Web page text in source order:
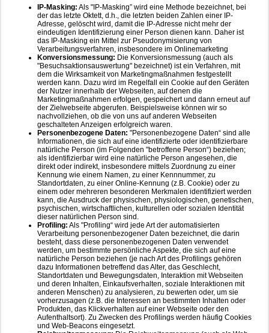
IP-Masking: Als "IP-Masking” wird eine Methode bezeichnet, bei
der das letzte Oktett, d.h., die letzten beiden Zahlen einer IP-
Adresse, gelöscht wird, damit die IP-Adresse nicht mehr der
eindeutigen Identifizierung einer Person dienen kann. Daher ist
das IP-Masking ein Mittel zur Pseudonymisierung von
Verarbeitungsverfahren, insbesondere im Onlinemarketing
Konversionsmessung: Die Konversionsmessung (auch als
"Besuchsaktionsauswertung" bezeichnet) ist ein Verfahren, mit
dem die Wirksamkeit von Marketingmaßnahmen festgestellt
werden kann. Dazu wird im Regelfall ein Cookie auf den Geräten
der Nutzer innerhalb der Webseiten, auf denen die
Marketingmaßnahmen erfolgen, gespeichert und dann erneut auf
der Zielwebseite abgerufen. Beispielsweise können wir so
nachvollziehen, ob die von uns auf anderen Webseiten
geschalteten Anzeigen erfolgreich waren.
Personenbezogene Daten: "Personenbezogene Daten“ sind alle
Informationen, die sich auf eine identifizierte oder identifizierbare
natürliche Person (im Folgenden "betroffene Person“) beziehen;
als identifizierbar wird eine natürliche Person angesehen, die
direkt oder indirekt, insbesondere mittels Zuordnung zu einer
Kennung wie einem Namen, zu einer Kennnummer, zu
Standortdaten, zu einer Online-Kennung (z.B. Cookie) oder zu
einem oder mehreren besonderen Merkmalen identifiziert werden
kann, die Ausdruck der physischen, physiologischen, genetischen,
psychischen, wirtschaftlichen, kulturellen oder sozialen Identität
dieser natürlichen Person sind.
Profiling: Als "Profiling“ wird jede Art der automatisierten
Verarbeitung personenbezogener Daten bezeichnet, die darin
besteht, dass diese personenbezogenen Daten verwendet
werden, um bestimmte persönliche Aspekte, die sich auf eine
natürliche Person beziehen (je nach Art des Profilings gehören
dazu Informationen betreffend das Alter, das Geschlecht,
Standortdaten und Bewegungsdaten, Interaktion mit Webseiten
und deren Inhalten, Einkaufsverhalten, soziale Interaktionen mit
anderen Menschen) zu analysieren, zu bewerten oder, um sie
vorherzusagen (z.B. die Interessen an bestimmten Inhalten oder
Produkten, das Klickverhalten auf einer Webseite oder den
Aufenthaltsort). Zu Zwecken des Profilings werden häufig Cookies
und Web-Beacons eingesetzt.